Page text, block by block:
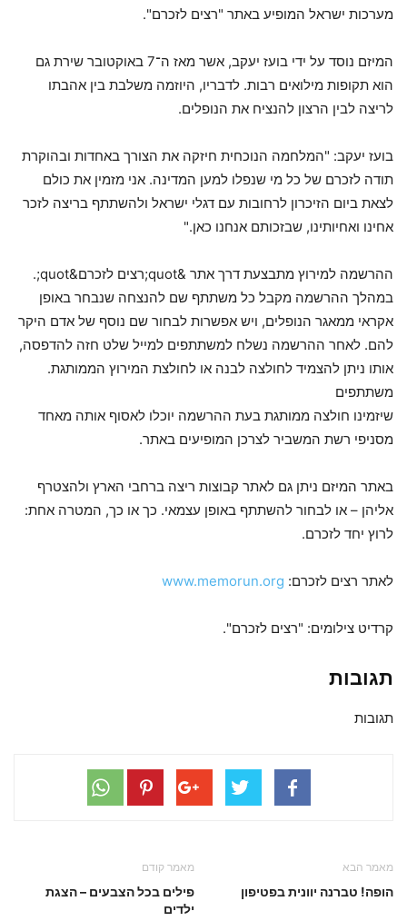
מערכות ישראל המופיע באתר "רצים לזכרם".
המיזם נוסד על ידי בועז יעקב, אשר מאז ה־7 באוקטובר שירת גם
הוא תקופות מילואים רבות. לדבריו, היוזמה משלבת בין אהבתו
לריצה לבין הרצון להנציח את הנופלים.
בועז יעקב: "המלחמה הנוכחית חיזקה את הצורך באחדות ובהוקרת
תודה לזכרם של כל מי שנפלו למען המדינה. אני מזמין את כולם
לצאת ביום הזיכרון לרחובות עם דגלי ישראל ולהשתתף בריצה לזכר
אחינו ואחיותינו, שבזכותם אנחנו כאן."
ההרשמה למירוץ מתבצעת דרך אתר &quot;רצים לזכרם&quot;.
במהלך ההרשמה מקבל כל משתתף שם להנצחה שנבחר באופן
אקראי ממאגר הנופלים, ויש אפשרות לבחור שם נוסף של אדם היקר
להם. לאחר ההרשמה נשלח למשתתפים למייל שלט חזה להדפסה,
אותו ניתן להצמיד לחולצה לבנה או לחולצת המירוץ הממותגת.
משתתפים
שיזמינו חולצה ממותגת בעת ההרשמה יוכלו לאסוף אותה מאחד
מסניפי רשת המשביר לצרכן המופיעים באתר.
באתר המיזם ניתן גם לאתר קבוצות ריצה ברחבי הארץ ולהצטרף
אליהן – או לבחור להשתתף באופן עצמאי. כך או כך, המטרה אחת:
לרוץ יחד לזכרם.
לאתר רצים לזכרם: www.memorun.org
קרדיט צילומים: "רצים לזכרם".
תגובות
תגובות
מאמר קודם
פילים בכל הצבעים – הצגת
ילדים
מאמר הבא
הופה! טברנה יוונית בפטיפון